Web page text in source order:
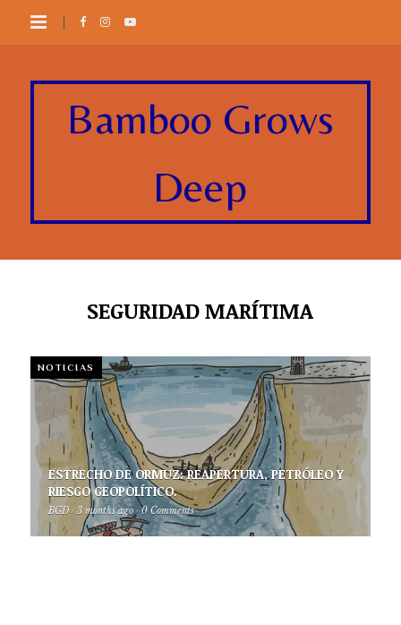
Bamboo Grows
Deep
SEGURIDAD MARÍTIMA
NOTICIAS
ESTRECHO DE ORMUZ: REAPERTURA, PETRÓLEO Y
RIESGO GEOPOLÍTICO.
BGD · 3 months ago · 0 Comments